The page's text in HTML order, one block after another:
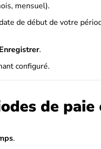
mensuel).
de début de votre
Enregistrer.
configuré.
de
.